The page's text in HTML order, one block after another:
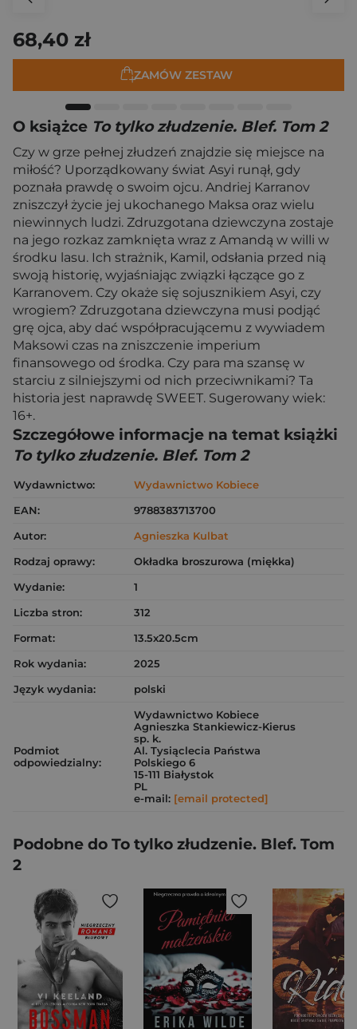
68,40 zł
ZAMÓW ZESTAW
O książce To tylko złudzenie. Blef. Tom 2
Czy w grze pełnej złudzeń znajdzie się miejsce na
miłość? Uporządkowany świat Asyi runął, gdy
poznała prawdę o swoim ojcu. Andriej Karranov
zniszczył życie jej ukochanego Maksa oraz wielu
niewinnych ludzi. Zdruzgotana dziewczyna zostaje
na jego rozkaz zamknięta wraz z Amandą w willi w
środku lasu. Ich strażnik, Kamil, odsłania przed nią
swoją historię, wyjaśniając związki łączące go z
Karranovem. Czy okaże się sojusznikiem Asyi, czy
wrogiem? Zdruzgotana dziewczyna musi podjąć
grę ojca, aby dać współpracującemu z wywiadem
Maksowi czas na zniszczenie imperium
finansowego od środka. Czy para ma szansę w
starciu z silniejszymi od nich przeciwnikami? Ta
historia jest naprawdę SWEET. Sugerowany wiek:
16+.
Szczegółowe informacje na temat książki
To tylko złudzenie. Blef. Tom 2
Wydawnictwo:
Wydawnictwo Kobiece
EAN:
9788383713700
Autor:
Agnieszka Kulbat
Rodzaj oprawy:
Okładka broszurowa (miękka)
Wydanie:
1
Liczba stron:
312
Format:
13.5x20.5cm
Rok wydania:
2025
Język wydania:
polski
Podmiot
odpowiedzialny:
Wydawnictwo Kobiece
Agnieszka Stankiewicz-Kierus
sp. k.
Al. Tysiąclecia Państwa
Polskiego 6
15-111 Białystok
PL
e-mail: [email protected]
Podobne do To tylko złudzenie. Blef. Tom
2